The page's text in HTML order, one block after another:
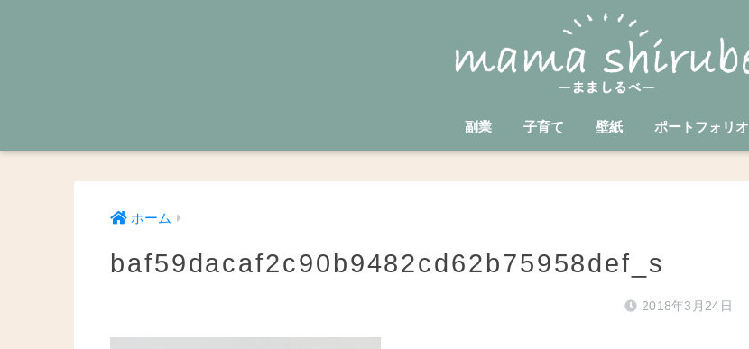
副業 子育て 壁紙 ポートフォリオ
ホーム
baf59dacaf2c90b9482cd62b75958def_s
2018年3月24日